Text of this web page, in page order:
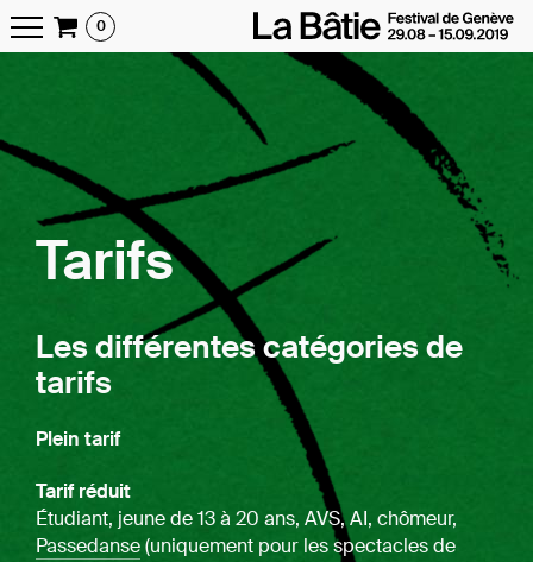
Tarifs
Les différentes catégories de
tarifs
Plein tarif
Tarif réduit
Étudiant, jeune de 13 à 20 ans, AVS, AI, chômeur,
Passedanse(uniquement pour les spectacles de
0